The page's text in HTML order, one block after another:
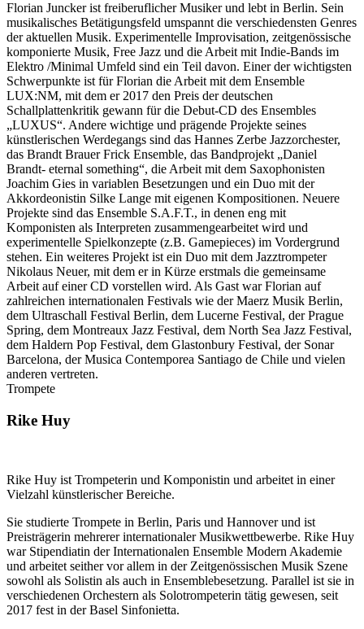
Florian Juncker ist freiberuflicher Musiker und lebt in Berlin. Sein
musikalisches Betätigungsfeld umspannt die verschiedensten Genres
der aktuellen Musik. Experimentelle Improvisation, zeitgenössische
komponierte Musik, Free Jazz und die Arbeit mit Indie-Bands im
Elektro /Minimal Umfeld sind ein Teil davon. Einer der wichtigsten
Schwerpunkte ist für Florian die Arbeit mit dem Ensemble
LUX:NM, mit dem er 2017 den Preis der deutschen
Schallplattenkritik gewann für die Debut-CD des Ensembles
„LUXUS“. Andere wichtige und prägende Projekte seines
künstlerischen Werdegangs sind das Hannes Zerbe Jazzorchester,
das Brandt Brauer Frick Ensemble, das Bandprojekt „Daniel
Brandt- eternal something“, die Arbeit mit dem Saxophonisten
Joachim Gies in variablen Besetzungen und ein Duo mit der
Akkordeonistin Silke Lange mit eigenen Kompositionen. Neuere
Projekte sind das Ensemble S.A.F.T., in denen eng mit
Komponisten als Interpreten zusammengearbeitet wird und
experimentelle Spielkonzepte (z.B. Gamepieces) im Vordergrund
stehen. Ein weiteres Projekt ist ein Duo mit dem Jazztrompeter
Nikolaus Neuer, mit dem er in Kürze erstmals die gemeinsame
Arbeit auf einer CD vorstellen wird. Als Gast war Florian auf
zahlreichen internationalen Festivals wie der Maerz Musik Berlin,
dem Ultraschall Festival Berlin, dem Lucerne Festival, der Prague
Spring, dem Montreaux Jazz Festival, dem North Sea Jazz Festival,
dem Haldern Pop Festival, dem Glastonbury Festival, der Sonar
Barcelona, der Musica Contemporea Santiago de Chile und vielen
anderen vertreten.
Trompete
Rike Huy
Rike Huy ist Trompeterin und Komponistin und arbeitet in einer
Vielzahl künstlerischer Bereiche.
Sie studierte Trompete in Berlin, Paris und Hannover und ist
Preisträgerin mehrerer internationaler Musikwettbewerbe. Rike Huy
war Stipendiatin der Internationalen Ensemble Modern Akademie
und arbeitet seither vor allem in der Zeitgenössischen Musik Szene
sowohl als Solistin als auch in Ensemblebesetzung. Parallel ist sie in
verschiedenen Orchestern als Solotrompeterin tätig gewesen, seit
2017 fest in der Basel Sinfonietta.